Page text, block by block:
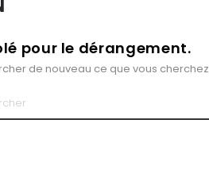
pour le dérangement.
de nouveau ce que vous cherchez